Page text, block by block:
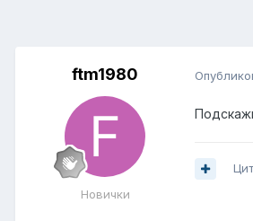
ftm1980
Новички